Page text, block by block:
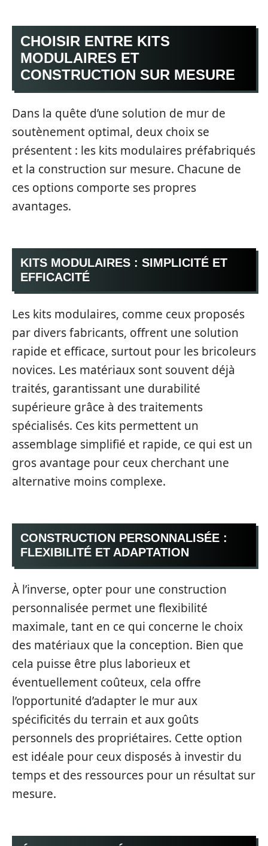
CHOISIR ENTRE KITS
MODULAIRES ET
CONSTRUCTION SUR MESURE
Dans la quête d’une solution de mur de
soutènement optimal, deux choix se
présentent : les kits modulaires préfabriqués
et la construction sur mesure. Chacune de
ces options comporte ses propres
avantages.
KITS MODULAIRES : SIMPLICITÉ ET
EFFICACITÉ
Les kits modulaires, comme ceux proposés
par divers fabricants, offrent une solution
rapide et efficace, surtout pour les bricoleurs
novices. Les matériaux sont souvent déjà
traités, garantissant une durabilité
supérieure grâce à des traitements
spécialisés. Ces kits permettent un
assemblage simplifié et rapide, ce qui est un
gros avantage pour ceux cherchant une
alternative moins complexe.
CONSTRUCTION PERSONNALISÉE :
FLEXIBILITÉ ET ADAPTATION
À l’inverse, opter pour une construction
personnalisée permet une flexibilité
maximale, tant en ce qui concerne le choix
des matériaux que la conception. Bien que
cela puisse être plus laborieux et
éventuellement coûteux, cela offre
l’opportunité d’adapter le mur aux
spécificités du terrain et aux goûts
personnels des propriétaires. Cette option
est idéale pour ceux disposés à investir du
temps et des ressources pour un résultat sur
mesure.